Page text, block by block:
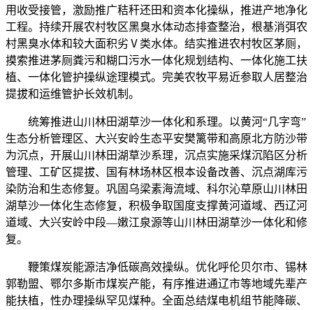
用收受接管，激励推广秸秆还田和资本化操纵，推进产地净化
工程。持续开展农村牧区黑臭水体动态排查整治，根基消弭农
村黑臭水体和较大面积劣Ⅴ类水体。结实推进农村牧区茅厕，
摸索推进茅厕粪污和糊口污水一体化规划结构、一体化施工扶
植、一体化管护操纵途理模式。完美农牧平易近参取人居整治
提拔和运维管护长效机制。
统筹推进山川林田湖草沙一体化和系理。以黄河“几字弯”
生态分析管理区、大兴安岭生态平安樊篱带和高原北方防沙带
为沉点，开展山川林田湖草沙系理，沉点实施采煤沉陷区分析
管理、工矿区提拔、国有林场林区根本设备改善、沉点湖库污
染防治和生态修复。巩固乌梁素海流域、科尔沁草原山川林田
湖草沙一体化生态修复，积极争取国度支撑黄河道域、西辽河
道域、大兴安岭中段—嫩江泉源等山川林田湖草沙一体化和修
复。
鞭策煤炭能源洁净低碳高效操纵。优化呼伦贝尔市、锡林
郭勒盟、鄂尔多斯市煤炭产能，有序推进通辽市等地域先辈产
能扶植，性办理操纵罕见煤种。全面总结煤电机组节能降碳、